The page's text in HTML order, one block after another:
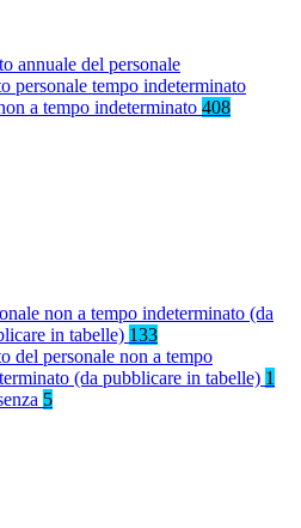
annuale del personale
personale tempo indeterminato
a tempo indeterminato 408
non a tempo indeterminato (da
in tabelle) 133
del personale non a tempo
(da pubblicare in tabelle) 1
5